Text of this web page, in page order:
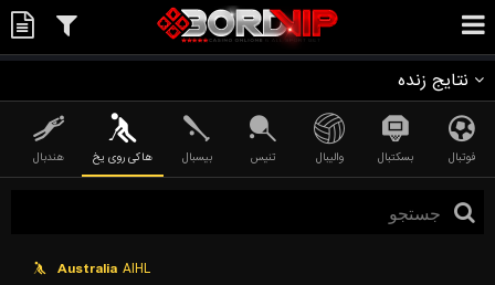
نتایج زنده
فوتبال بسکتبال والیبال تنیس بیسبال هاکی روی یخ هندبال
Australia AIHL